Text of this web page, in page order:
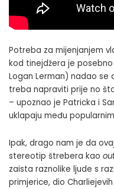
Potreba za mijenjanjem
kod tinejdžera je
Logan Lerman) nadao se
treba napraviti prije no
– upoznao je Patricka i
uklapaju među
Ipak, drago nam je da
stereotip štrebera kao
zaista raznolike ljude s
primjerice, dio